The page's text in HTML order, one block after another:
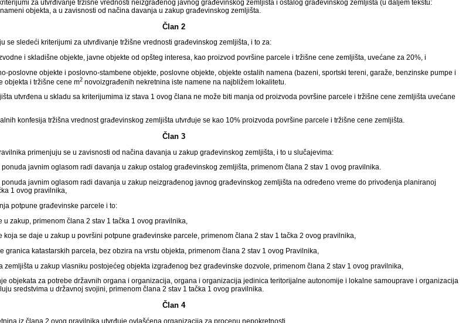
za utvrđivanje tržišne vrednosti neizgrađenog javnog građevinskog zemljišta i ostalog građevinskog zemljišta (u daljem tekstu:
objekta, a u zavisnosti od načina davanja u zakup građevinskog zemljišta.
Član 2
se sledeći kriterijumi za utvrđivanje tržišne vrednosti građevinskog zemljišta, i to za:
i skladišne objekte, javne objekte od opšteg interesa, kao proizvod površine parcele i tržišne cene zemljišta, uvećane za 20%, i
poslovne objekte i poslovno-stambene objekte, poslovne objekte, objekte ostalih namena (bazeni, sportski tereni, garaže, benzinske pumpe i
objekta i tržišne cene m2 novoizgrađenih nekretnina iste namene na najbližem lokalitetu.
utvrđena u skladu sa kriterijumima iz stava 1 ovog člana ne može biti manja od proizvoda površine parcele i tržišne cene zemljišta uvećane
konfesija tržišna vrednost građevinskog zemljišta utvrđuje se kao 10% proizvoda površine parcele i tržišne cene zemljišta.
Član 3
primenjuju se u zavisnosti od načina davanja u zakup građevinskog zemljišta, i to u slučajevima:
javnim oglasom radi davanja u zakup ostalog građevinskog zemljišta, primenom člana 2 stav 1 ovog pravilnika.
javnim oglasom radi davanja u zakup neizgrađenog javnog građevinskog zemljišta na određeno vreme do privođenja planiranoj
1 ovog pravilnika,
potpune građevinske parcele i to:
zakup, primenom člana 2 stav 1 tačka 1 ovog pravilnika,
se daje u zakup u površini potpune građevinske parcele, primenom člana 2 stav 1 tačka 2 ovog pravilnika,
granica katastarskih parcela, bez obzira na vrstu objekta, primenom člana 2 stav 1 ovog Pravilnika,
u zakup vlasniku postojećeg objekta izgrađenog bez građevinske dozvole, primenom člana 2 stav 1 ovog pravilnika,
objekata za potrebe državnih organa i organizacija, organa i organizacija jedinica teritorijalne autonomije i lokalne samouprave i organizacija
sredstvima u državnoj svojini, primenom člana 2 stav 1 tačka 1 ovog pravilnika.
Član 4
iz člana 2 ovog pravilnika utvrđuje ovlašćena organizacija za procenu nepokretnosti.